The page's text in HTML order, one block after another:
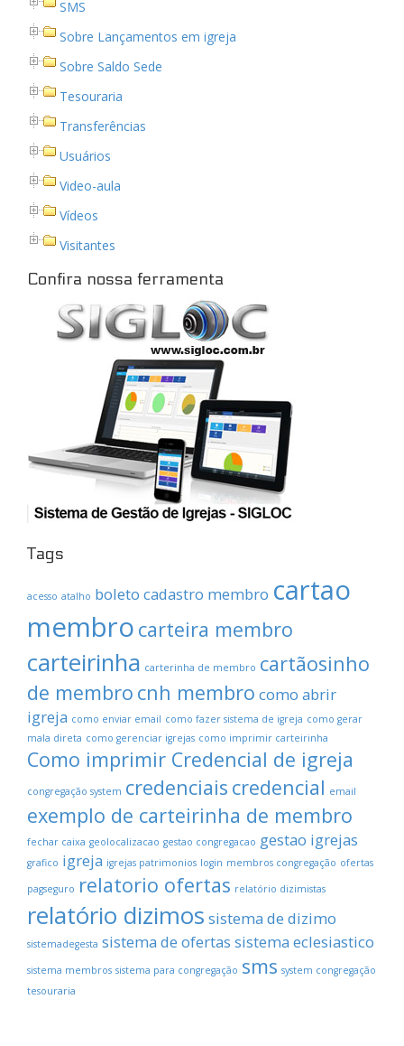
SMS
Sobre Lançamentos em igreja
Sobre Saldo Sede
Tesouraria
Transferências
Usuários
Video-aula
Vídeos
Visitantes
Confira nossa ferramenta
Tags
acesso atalho boleto cadastro membro cartao
membro carteira membro
carteirinha carterinha de membro cartãosinho
de membro cnh membro como abrir
igreja como enviar email como fazer sistema de igreja como gerar
mala direta como gerenciar igrejas como imprimir carteirinha
Como imprimir Credencial de igreja
congregação system credenciais credencial email
exemplo de carteirinha de membro
fechar caixa geolocalizacao gestao congregacao gestao igrejas
grafico igreja igrejas patrimonios login membros congregação ofertas
pagseguro relatorio ofertas relatório dizimistas
relatório dizimos sistema de dizimo
sistemadegesta sistema de ofertas sistema eclesiastico
sistema membros sistema para congregação sms system congregação
tesouraria